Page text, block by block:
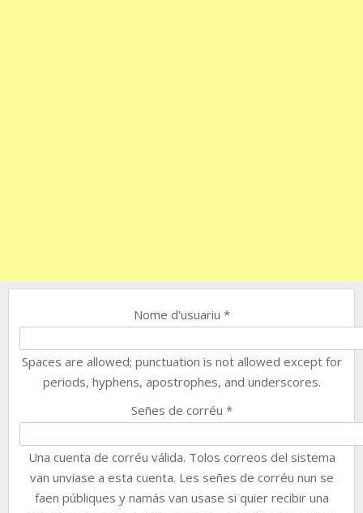
Nome d'usuariu *
Spaces are allowed; punctuation is not allowed except for
periods, hyphens, apostrophes, and underscores.
Señes de corréu *
Una cuenta de corréu válida. Tolos correos del sistema
van unviase a esta cuenta. Les señes de corréu nun se
faen públiques y namás van usase si quier recibir una